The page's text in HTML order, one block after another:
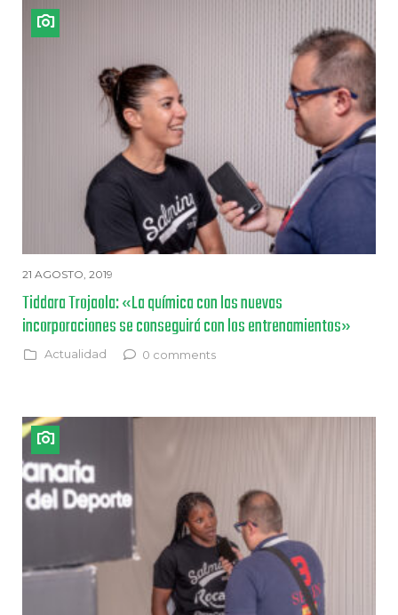
21 AGOSTO, 2019
Tiddara Trojaola: «La química con las nuevas
incorporaciones se conseguirá con los entrenamientos»
Actualidad 0 comments